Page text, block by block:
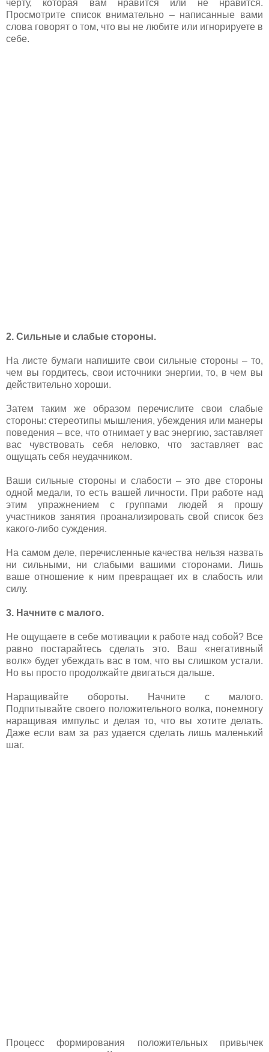
черту, которая вам нравится или не нравится.
Просмотрите список внимательно – написанные вами
слова говорят о том, что вы не любите или игнорируете в
себе.
2. Сильные и слабые стороны.
На листе бумаги напишите свои сильные стороны – то,
чем вы гордитесь, свои источники энергии, то, в чем вы
действительно хороши.
Затем таким же образом перечислите свои слабые
стороны: стереотипы мышления, убеждения или манеры
поведения – все, что отнимает у вас энергию, заставляет
вас чувствовать себя неловко, что заставляет вас
ощущать себя неудачником.
Ваши сильные стороны и слабости – это две стороны
одной медали, то есть вашей личности. При работе над
этим упражнением с группами людей я прошу
участников занятия проанализировать свой список без
какого-либо суждения.
На самом деле, перечисленные качества нельзя назвать
ни сильными, ни слабыми вашими сторонами. Лишь
ваше отношение к ним превращает их в слабость или
силу.
3. Начните с малого.
Не ощущаете в себе мотивации к работе над собой? Все
равно постарайтесь сделать это. Ваш «негативный
волк» будет убеждать вас в том, что вы слишком устали.
Но вы просто продолжайте двигаться дальше.
Наращивайте обороты. Начните с малого.
Подпитывайте своего положительного волка, понемногу
наращивая импульс и делая то, что вы хотите делать.
Даже если вам за раз удается сделать лишь маленький
шаг.
Процесс формирования положительных привычек